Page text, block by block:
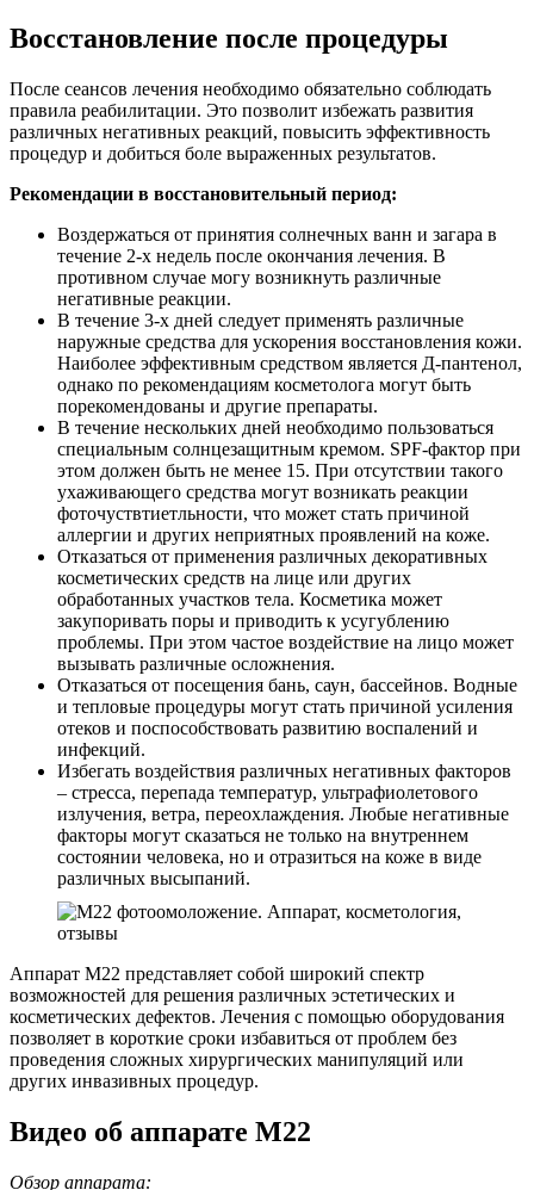
Восстановление после процедуры
После сеансов лечения необходимо обязательно соблюдать
правила реабилитации. Это позволит избежать развития
различных негативных реакций, повысить эффективность
процедур и добиться боле выраженных результатов.
Рекомендации в восстановительный период:
Воздержаться от принятия солнечных ванн и загара в
течение 2-х недель после окончания лечения. В
противном случае могу возникнуть различные
негативные реакции.
В течение 3-х дней следует применять различные
наружные средства для ускорения восстановления кожи.
Наиболее эффективным средством является Д-пантенол,
однако по рекомендациям косметолога могут быть
порекомендованы и другие препараты.
В течение нескольких дней необходимо пользоваться
специальным солнцезащитным кремом. SPF-фактор при
этом должен быть не менее 15. При отсутствии такого
ухаживающего средства могут возникать реакции
фоточуствтиетльности, что может стать причиной
аллергии и других неприятных проявлений на коже.
Отказаться от применения различных декоративных
косметических средств на лице или других
обработанных участков тела. Косметика может
закупоривать поры и приводить к усугублению
проблемы. При этом частое воздействие на лицо может
вызывать различные осложнения.
Отказаться от посещения бань, саун, бассейнов. Водные
и тепловые процедуры могут стать причиной усиления
отеков и поспособствовать развитию воспалений и
инфекций.
Избегать воздействия различных негативных факторов
– стресса, перепада температур, ультрафиолетового
излучения, ветра, переохлаждения. Любые негативные
факторы могут сказаться не только на внутреннем
состоянии человека, но и отразиться на коже в виде
различных высыпаний.
Аппарат М22 представляет собой широкий спектр
возможностей для решения различных эстетических и
косметических дефектов. Лечения с помощью оборудования
позволяет в короткие сроки избавиться от проблем без
проведения сложных хирургических манипуляций или
других инвазивных процедур.
Видео об аппарате М22
Обзор аппарата: